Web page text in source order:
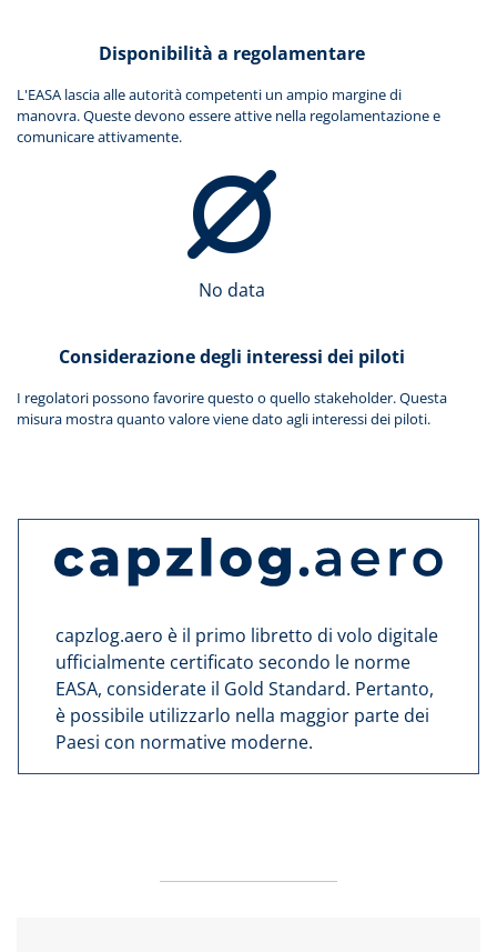
Disponibilità a regolamentare
L'EASA lascia alle autorità competenti un ampio margine di
manovra. Queste devono essere attive nella regolamentazione e
comunicare attivamente.
No data
Considerazione degli interessi dei piloti
I regolatori possono favorire questo o quello stakeholder. Questa
misura mostra quanto valore viene dato agli interessi dei piloti.
capzlog.aero è il primo libretto di volo digitale
ufficialmente certificato secondo le norme
EASA, considerate il Gold Standard. Pertanto,
è possibile utilizzarlo nella maggior parte dei
Paesi con normative moderne.